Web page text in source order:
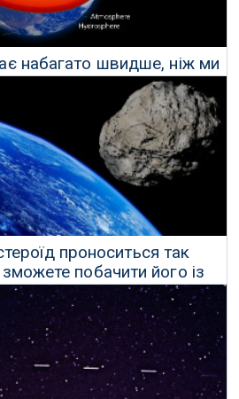
набагато швидше, ніж ми
кажуть вчені
проноситься так
побачити його із
Землі
18 Січня 2022 р.